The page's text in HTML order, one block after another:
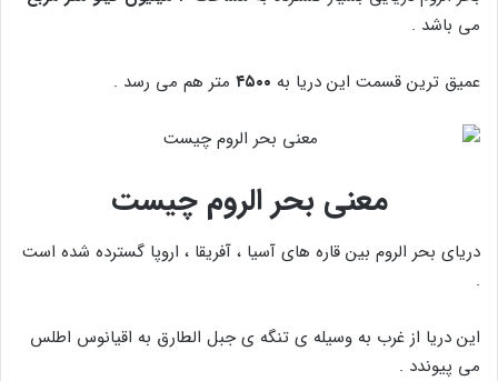
می باشد .
عمیق ترین قسمت این دریا به متر هم می رسد .
معنی بحر الروم چیست
دریای بحر الروم بین قاره های آسیا ، آفریقا ، اروپا گسترده شده است
.
این دریا از غرب به وسیله ی تنگه ی جبل الطارق به اقیانوس اطلس
می پیوندد .